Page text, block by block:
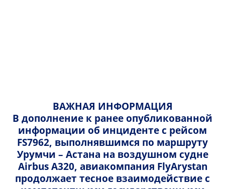
ВАЖНАЯ ИНФОРМАЦИЯ
В дополнение к ранее опубликованной
информации об инциденте с рейсом
FS7962, выполнявшимся по маршруту
Урумчи – Астана на воздушном судне
Airbus A320, авиакомпания FlyArystan
продолжает тесное взаимодействие с
Куда
Дата туда